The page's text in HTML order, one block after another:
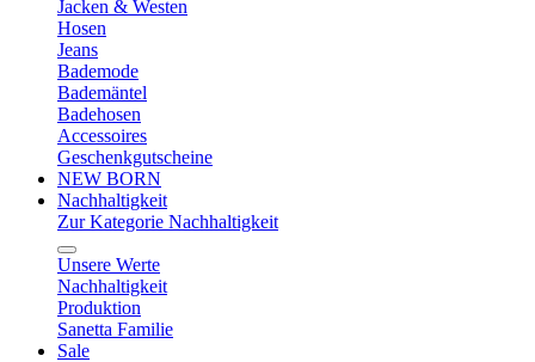
Jacken & Westen
Hosen
Jeans
Bademode
Bademäntel
Badehosen
Accessoires
Geschenkgutscheine
NEW BORN
Nachhaltigkeit
Zur Kategorie Nachhaltigkeit
Unsere Werte
Nachhaltigkeit
Produktion
Sanetta Familie
Sale